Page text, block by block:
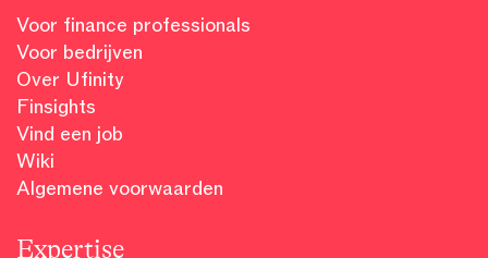
Voor finance professionals
Voor bedrijven
Over Ufinity
Finsights
Vind een job
Wiki
Algemene voorwaarden
Expertise